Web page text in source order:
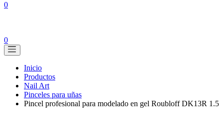
0
0
Inicio
Productos
Nail Art
Pinceles para uñas
Pincel profesional para modelado en gel Roubloff DK13R 1.5